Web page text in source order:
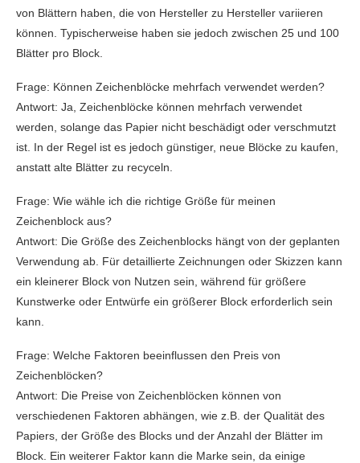
von Blättern haben, die von Hersteller zu Hersteller variieren
können. Typischerweise haben sie jedoch zwischen 25 und 100
Blätter pro Block.
Frage: Können Zeichenblöcke mehrfach verwendet werden?
Antwort: Ja, Zeichenblöcke können mehrfach verwendet
werden, solange das Papier nicht beschädigt oder verschmutzt
ist. In der Regel ist es jedoch günstiger, neue Blöcke zu kaufen,
anstatt alte Blätter zu recyceln.
Frage: Wie wähle ich die richtige Größe für meinen
Zeichenblock aus?
Antwort: Die Größe des Zeichenblocks hängt von der geplanten
Verwendung ab. Für detaillierte Zeichnungen oder Skizzen kann
ein kleinerer Block von Nutzen sein, während für größere
Kunstwerke oder Entwürfe ein größerer Block erforderlich sein
kann.
Frage: Welche Faktoren beeinflussen den Preis von
Zeichenblöcken?
Antwort: Die Preise von Zeichenblöcken können von
verschiedenen Faktoren abhängen, wie z.B. der Qualität des
Papiers, der Größe des Blocks und der Anzahl der Blätter im
Block. Ein weiterer Faktor kann die Marke sein, da einige